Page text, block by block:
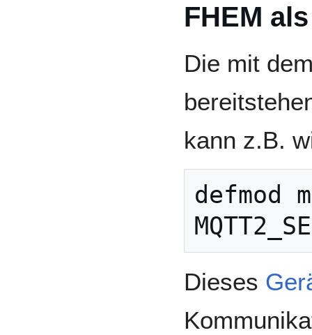
FHEM
Die mit
kann z.B.
defmod
Dieses